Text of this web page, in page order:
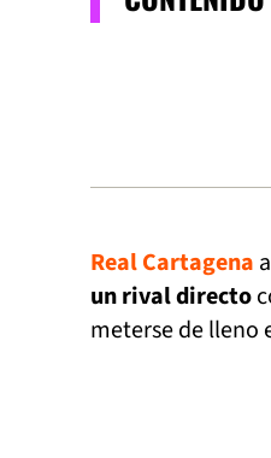
Real Cartagena
un rival directo
meterse de lleno